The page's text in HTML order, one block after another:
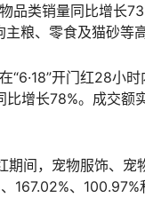
品类销量同比增长
主粮、零食及猫砂等
“6·18”开门红28小
比增长78%。成交
期间，宠物服饰、
167.02%、100.97%